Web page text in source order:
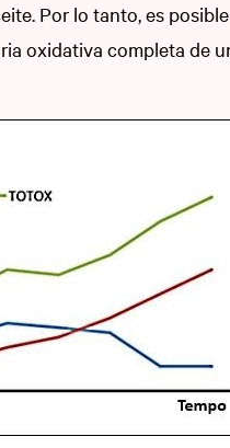
Por lo tanto, es
oxidativa completa de